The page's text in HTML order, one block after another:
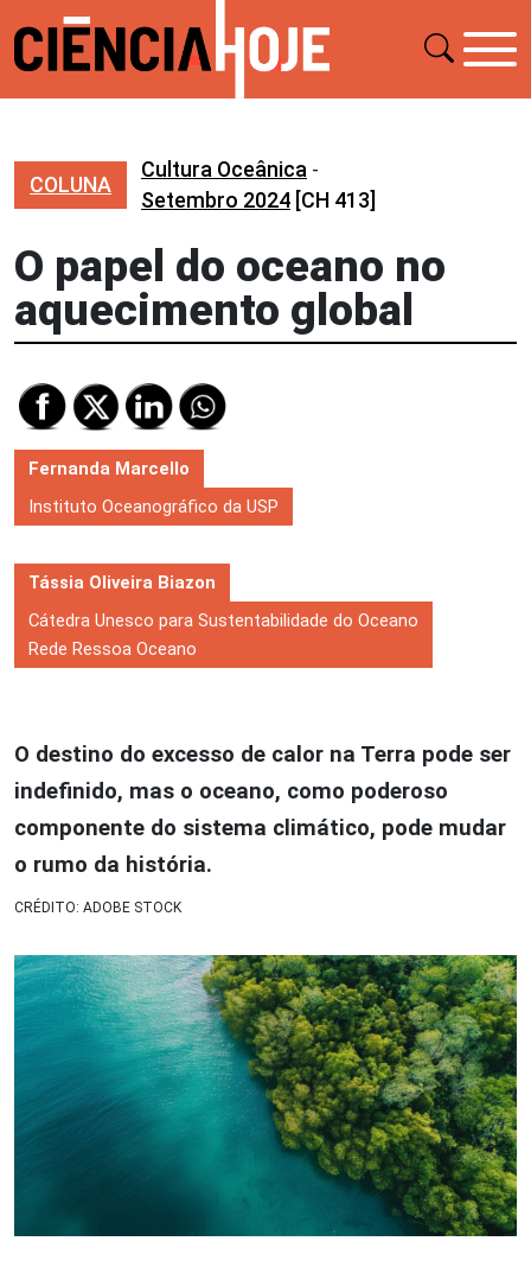
COLUNA
Cultura Oceânica -
Setembro 2024 [CH 413]
O papel do oceano no
aquecimento global
Fernanda Marcello
Instituto Oceanográfico da USP
Tássia Oliveira Biazon
Cátedra Unesco para Sustentabilidade do Oceano
Rede Ressoa Oceano
O destino do excesso de calor na Terra pode ser
indefinido, mas o oceano, como poderoso
componente do sistema climático, pode mudar
o rumo da história.
CRÉDITO: ADOBE STOCK